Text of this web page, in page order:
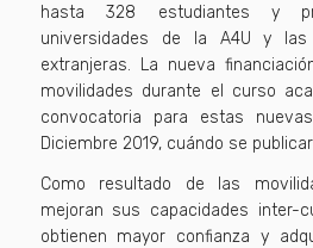
hasta 328 estudiantes y
universidades de la A4U y las
extranjeras. La nueva
movilidades durante el curso
convocatoria para estas
Diciembre 2019, cuándo se
Como resultado de las
mejoran sus capacidades inter-
obtienen mayor confianza y